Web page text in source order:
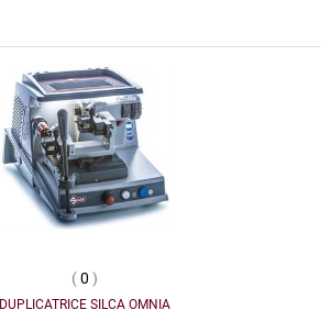
(0 )
DUPLICATRICE SILCA OMNIA